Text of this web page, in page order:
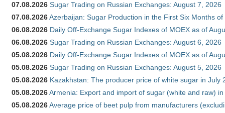
07.08.2026 Sugar Trading on Russian Exchanges: August 7, 2026
07.08.2026Azerbaijan: Sugar Production in the First Six Months of
06.08.2026 Daily Off-Exchange Sugar Indexes of MOEX as of
06.08.2026 Sugar Trading on Russian Exchanges: August 6, 2026
05.08.2026 Daily Off-Exchange Sugar Indexes of MOEX as of
05.08.2026 Sugar Trading on Russian Exchanges: August 5, 2026
05.08.2026 Kazakhstan: The producer price of white sugar in July
05.08.2026Armenia: Export and import of sugar (white and raw)
05.08.2026Average price of beet pulp from manufacturers